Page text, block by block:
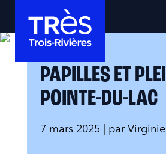
PAPILLES ET
POINTE-DU-LAC
7 mars 2025 | par